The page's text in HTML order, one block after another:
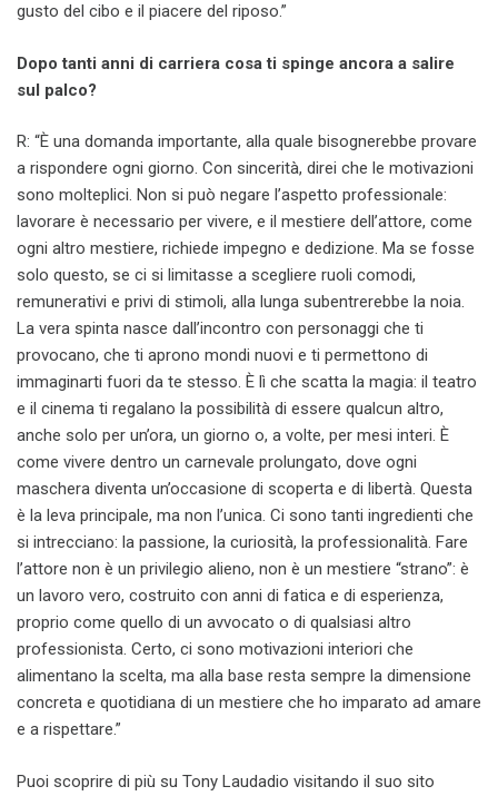
gusto del cibo e il piacere del riposo.”
Dopo tanti anni di carriera cosa ti spinge ancora a salire
sul palco?
R: “È una domanda importante, alla quale bisognerebbe provare
a rispondere ogni giorno. Con sincerità, direi che le motivazioni
sono molteplici. Non si può negare l’aspetto professionale:
lavorare è necessario per vivere, e il mestiere dell’attore, come
ogni altro mestiere, richiede impegno e dedizione. Ma se fosse
solo questo, se ci si limitasse a scegliere ruoli comodi,
remunerativi e privi di stimoli, alla lunga subentrerebbe la noia.
La vera spinta nasce dall’incontro con personaggi che ti
provocano, che ti aprono mondi nuovi e ti permettono di
immaginarti fuori da te stesso. È lì che scatta la magia: il teatro
e il cinema ti regalano la possibilità di essere qualcun altro,
anche solo per un’ora, un giorno o, a volte, per mesi interi. È
come vivere dentro un carnevale prolungato, dove ogni
maschera diventa un’occasione di scoperta e di libertà. Questa
è la leva principale, ma non l’unica. Ci sono tanti ingredienti che
si intrecciano: la passione, la curiosità, la professionalità. Fare
l’attore non è un privilegio alieno, non è un mestiere “strano”: è
un lavoro vero, costruito con anni di fatica e di esperienza,
proprio come quello di un avvocato o di qualsiasi altro
professionista. Certo, ci sono motivazioni interiori che
alimentano la scelta, ma alla base resta sempre la dimensione
concreta e quotidiana di un mestiere che ho imparato ad amare
e a rispettare.”
Puoi scoprire di più su Tony Laudadio visitando il suo sito